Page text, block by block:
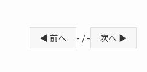
◀ 前へ - / - 次へ ▶